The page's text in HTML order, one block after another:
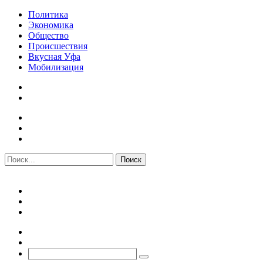
Политика
Экономика
Общество
Происшествия
Вкусная Уфа
Мобилизация